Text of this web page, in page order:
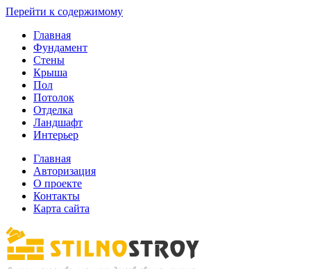
Перейти к содержимому
Главная
Фундамент
Стены
Крыша
Пол
Потолок
Отделка
Ландшафт
Интерьер
Главная
Авторизация
О проекте
Контакты
Карта сайта